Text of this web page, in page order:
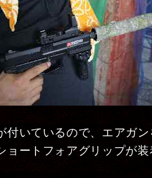
付いているので、エアガ
ョートフォアグリップが